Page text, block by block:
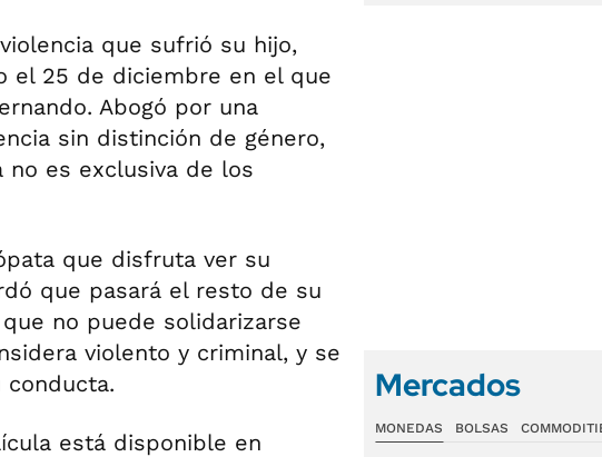
que sufrió su hijo,
el 25 de diciembre en el que
Abogó por una
sin distinción de género,
no es exclusiva de los
que disfruta ver su
que pasará el resto de su
no puede solidarizarse
violento y criminal, y se
está disponible en
Mercados
MONEDAS BOLSAS